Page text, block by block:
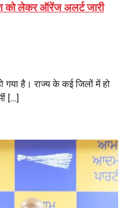
को लेकर ऑरेंज अलर्ट जारी
गया है। राज्य के कई जिलों में हो
[…]